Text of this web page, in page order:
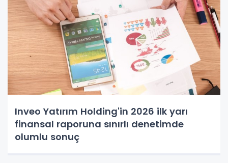
Inveo Yatırım Holding'in 2026 ilk yarı
finansal raporuna sınırlı denetimde
olumlu sonuç